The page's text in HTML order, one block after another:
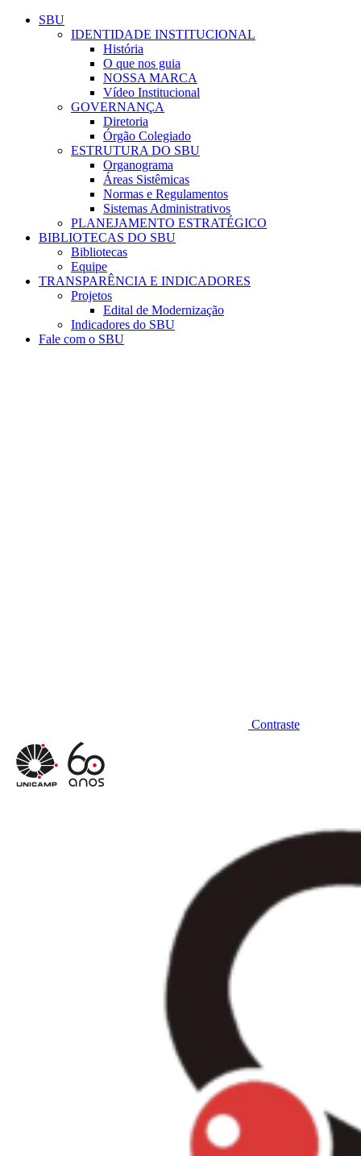
Conteúdo principal
SBU
IDENTIDADE INSTITUCIONAL
História
O que nos guia
NOSSA MARCA
Vídeo Institucional
GOVERNANÇA
Diretoria
Órgão Colegiado
ESTRUTURA DO SBU
Organograma
Áreas Sistêmicas
Normas e Regulamentos
Sistemas Administrativos
PLANEJAMENTO ESTRATÉGICO
BIBLIOTECAS DO SBU
Bibliotecas
Equipe
TRANSPARÊNCIA E INDICADORES
Projetos
Edital de Modernização
Indicadores do SBU
Fale com o SBU
Contraste